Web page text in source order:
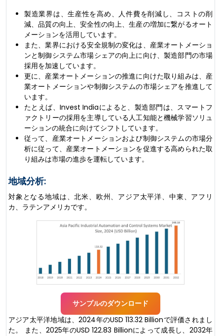
製造業界は、生産性を高め、人件費を削減し、コストの削
減、品質の向上、安全性の向上、生産の増加に繋がるオート
メーションを活用しています。
また、業界における安全規制の変化は、産業オートメーショ
ンと制御システム市場シェアの向上に向け、製造部門の市場
採用を加速しています。
更に、産業オートメーションの推進に向けた取り組みは、産
業オートメーションや制御システムの市場シェアを推進して
います。
たとえば、Invest Indiaによると、製造部門は、スマートフ
ァクトリーの採用を主導している人工知能と機械学習ソリュ
ーションの統合に向けてシフトしています。
従って、産業オートメーションおよび制御システムの市場分
析に従って、産業オートメーションを促進する高められた取
り組みは市場の進歩を運転しています。
地域分析:
対象となる地域は、北米、欧州、アジア太平洋、中東、アフリ
カ、ラテンアメリカです。
サンプルのダウンロード
アジア太平洋地域は、2024年のUSD 113.32 Billionで評価されまし
た。 また、2025年のUSD 122.83 Billionによって成長し、2032年